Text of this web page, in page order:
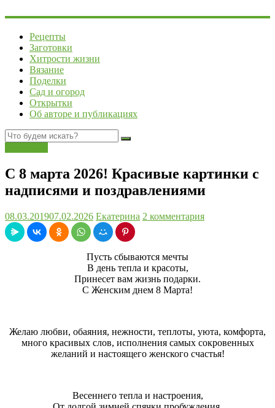
Рецепты
Заготовки
Хитрости жизни
Вязание
Поделки
Сад и огород
Открытки
Об авторе и публикациях
С 8 марта 2026! Красивые картинки с
надписями и поздравлениями
08.03.201907.02.2026 Екатерина 2 комментария
Пусть сбываются мечты
В день тепла и красоты,
Принесет вам жизнь подарки.
С Женским днем 8 Марта!
Желаю любви, обаяния, нежности, теплоты, уюта, комфорта,
много красивых слов, исполнения самых сокровенных
желаний и настоящего женского счастья!
Весеннего тепла и настроения,